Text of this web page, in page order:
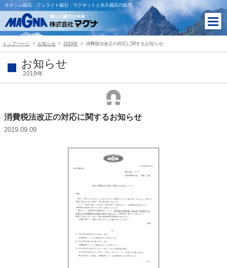
ネオジム磁石・フェライト磁石・マグネットと永久磁石の販売
トップページ お知らせ 2019年 消費税法改正の対応に関するお知らせ
お知らせ
2019年
消費税法改正の対応に関するお知らせ
2019.09.09